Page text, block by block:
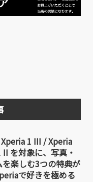
1 III / Xperia
を対象に、写真・
楽しむ3つの特典が
で好きを極める